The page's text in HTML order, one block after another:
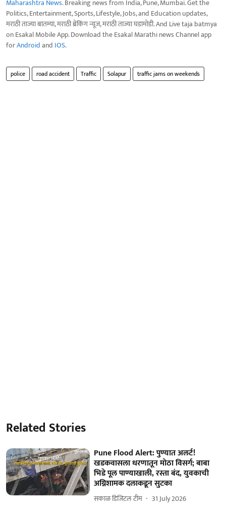
Maharashtra News. Breaking news from India, Pune, Mumbai. Get the
Politics, Entertainment, Sports, Lifestyle, Jobs, and Education updates,
मराठी ताज्या बातम्या, मराठी ब्रेकिंग न्यूज, मराठी ताज्या घडामोडी. And Live taja batmya
on Esakal Mobile App. Download the Esakal Marathi news Channel app
forAndroidand IOS.
police road accident Traffic Solapur traffic jams on weekends
Related Stories
Pune Flood Alert: पुण्यात अलर्ट!
खडकवासला धरणातून मोठा विसर्ग; बाबा
भिडे पूल पाण्याखाली, रस्ता बंद, युवकाची
अग्निशामक दलाकडून सुटका
सकाळ डिजिटल टीम 31 July 2026